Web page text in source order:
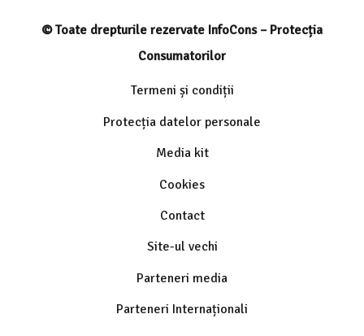
© Toate drepturile rezervate InfoCons – Protecția
Consumatorilor
Termeni și condiții
Protecția datelor personale
Media kit
Cookies
Contact
Site-ul vechi
Parteneri media
Parteneri Internaționali